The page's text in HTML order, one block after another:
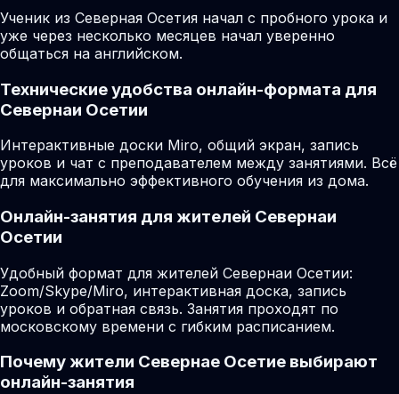
Ученик из Северная Осетия начал с пробного урока и
уже через несколько месяцев начал уверенно
общаться на английском.
Технические удобства онлайн-формата для
Севернаи Осетии
Интерактивные доски Miro, общий экран, запись
уроков и чат с преподавателем между занятиями. Всё
для максимально эффективного обучения из дома.
Онлайн-занятия для жителей Севернаи
Осетии
Удобный формат для жителей Севернаи Осетии:
Zoom/Skype/Miro, интерактивная доска, запись
уроков и обратная связь. Занятия проходят по
московскому времени с гибким расписанием.
Почему жители Севернае Осетие выбирают
онлайн-занятия